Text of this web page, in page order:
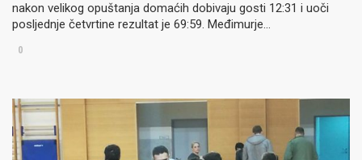
nakon velikog opuštanja domaćih dobivaju gosti 12:31 i uoči
posljednje četvrtine rezultat je 69:59. Međimurje…
0